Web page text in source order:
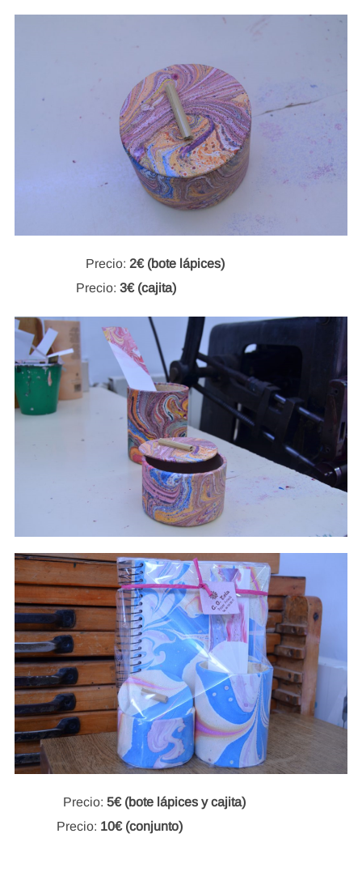
Precio: 2€ (bote lápices)
Precio: 3€ (cajita)
Precio: 5€ (bote lápices y cajita)
Precio: 10€ (conjunto)